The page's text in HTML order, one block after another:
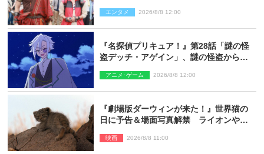
エンタメ 2026/8/8 12:00
『名探偵プリキュア！』第28話「謎の怪
盗デッチ・アゲイン」、謎の怪盗から不
アニメ･ゲーム 2026/8/8 12:00
『劇場版ダーウィンが来た！』世界猫の
日に予告＆場面写真解禁 ライオンやマ
映画 2026/8/8 11:00